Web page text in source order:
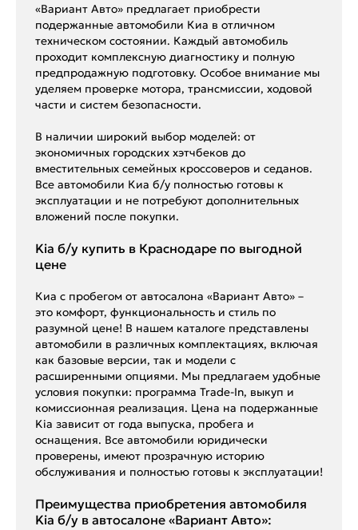
«Вариант Авто» предлагает приобрести
подержанные автомобили Киа в отличном
техническом состоянии. Каждый автомобиль
проходит комплексную диагностику и полную
предпродажную подготовку. Особое внимание мы
уделяем проверке мотора, трансмиссии, ходовой
части и систем безопасности.
В наличии широкий выбор моделей: от
экономичных городских хэтчбеков до
вместительных семейных кроссоверов и седанов.
Все автомобили Киа б/у полностью готовы к
эксплуатации и не потребуют дополнительных
вложений после покупки.
Kia б/у купить в Краснодаре по выгодной
цене
Киа с пробегом от автосалона «Вариант Авто» –
это комфорт, функциональность и стиль по
разумной цене! В нашем каталоге представлены
автомобили в различных комплектациях, включая
как базовые версии, так и модели с
расширенными опциями. Мы предлагаем удобные
условия покупки: программа Trade-In, выкуп и
комиссионная реализация. Цена на подержанные
Kia зависит от года выпуска, пробега и
оснащения. Все автомобили юридически
проверены, имеют прозрачную историю
обслуживания и полностью готовы к эксплуатации!
Преимущества приобретения автомобиля
Kia б/у в автосалоне «Вариант Авто»: